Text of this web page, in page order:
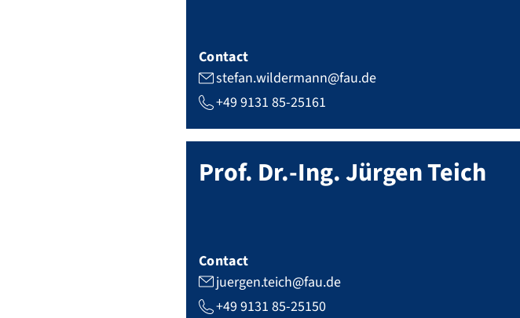
Contact
stefan.wildermann@fau.de
+49 9131 85-25161
Prof. Dr.-Ing.JürgenTeich
Contact
juergen.teich@fau.de
+49 9131 85-25150